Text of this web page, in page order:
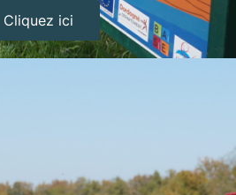
Cliquez ici